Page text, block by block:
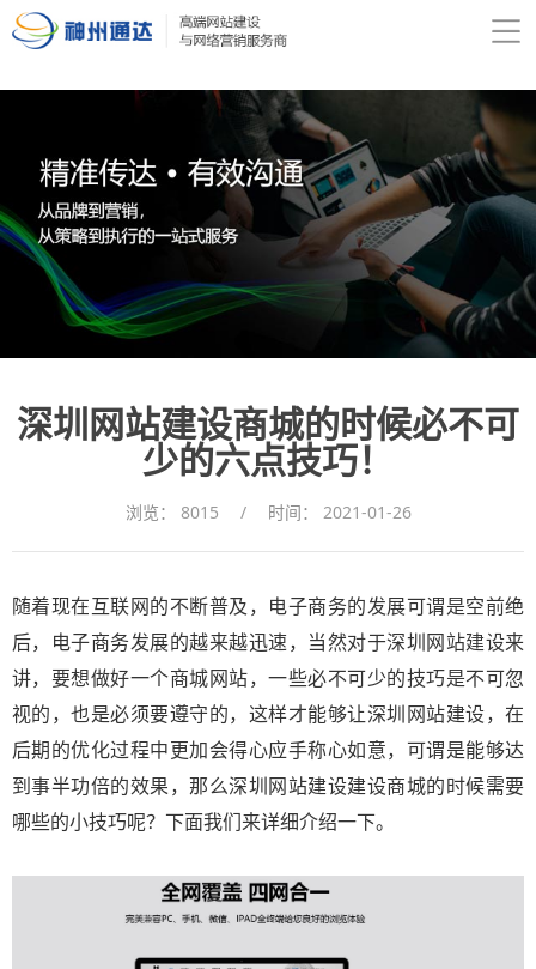
深圳网站建设商城的时候必不可
少的六点技巧！
浏览： 8015 / 时间： 2021-01-26
随着现在互联网的不断普及，电子商务的发展可谓是空前绝
后，电子商务发展的越来越迅速，当然对于深圳网站建设来
讲，要想做好一个商城网站，一些必不可少的技巧是不可忽
视的，也是必须要遵守的，这样才能够让深圳网站建设，在
后期的优化过程中更加会得心应手称心如意，可谓是能够达
到事半功倍的效果，那么深圳网站建设建设商城的时候需要
哪些的小技巧呢？下面我们来详细介绍一下。